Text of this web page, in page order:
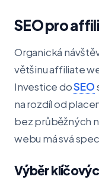
SEO pro
Organická
většinu affiliate
Investice doSEO
na rozdíl od
bez průběžných
webu má svá
Výběr